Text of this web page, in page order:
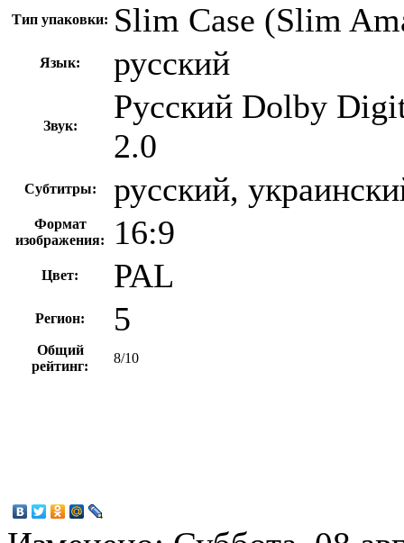
Тип упаковки: Slim Сase (Slim
Язык: русский
Звук:
Русский Dolby
2.0
Субтитры: русский,
Формат
изображения:
16:9
Цвет: PAL
Регион: 5
Общий
рейтинг:
8/10